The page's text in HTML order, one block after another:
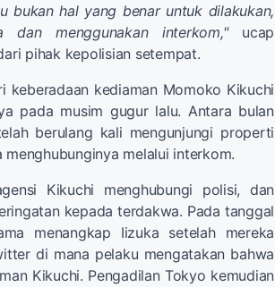
bukan hal yang benar untuk dilakukan,
menggunakan interkom,"ucap
pihak kepolisian setempat.
keberadaan kediaman Momoko Kikuchi
pada musim gugur lalu. Antara bulan
berulang kali mengunjungi properti
melalui interkom.
Kikuchi menghubungi polisi, dan
kepada terdakwa. Pada tanggal
menangkap Iizuka setelah mereka
di mana pelaku mengatakan bahwa
Kikuchi. Pengadilan Tokyo kemudian